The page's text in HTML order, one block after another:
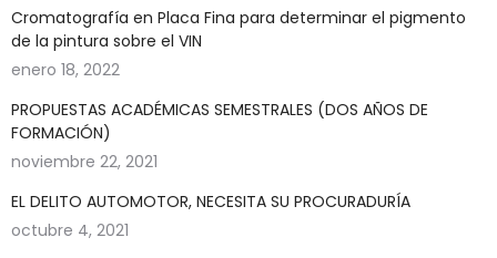
Cromatografía en Placa Fina para determinar el pigmento
de la pintura sobre el VIN
enero 18, 2022
PROPUESTAS ACADÉMICAS SEMESTRALES (DOS AÑOS DE
FORMACIÓN)
noviembre 22, 2021
EL DELITO AUTOMOTOR, NECESITA SU PROCURADURÍA
octubre 4, 2021